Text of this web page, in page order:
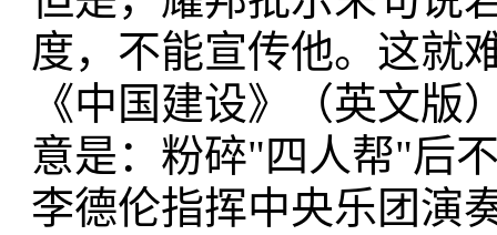
度，不能宣传他。这就
《中国建设》（英文版
意是：粉碎"四人帮"后
李德伦指挥中央乐团演